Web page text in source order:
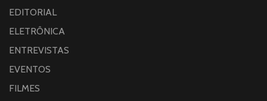
EDITORIAL
ELETRÔNICA
ENTREVISTAS
EVENTOS
FILMES